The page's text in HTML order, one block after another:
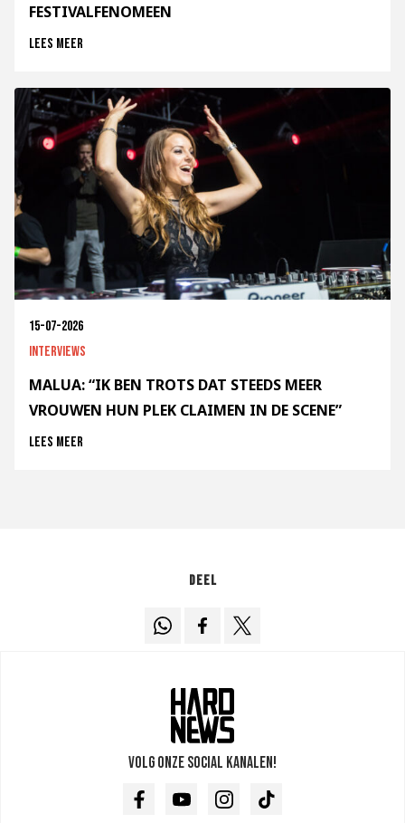
FESTIVALFENOMEEN
Lees meer
15-07-2026
Interviews
MALUA: “IK BEN TROTS DAT STEEDS MEER
VROUWEN HUN PLEK CLAIMEN IN DE SCENE”
Lees meer
Deel
Volg onze social kanalen!
FacebookYoutubeInstagramTikTok